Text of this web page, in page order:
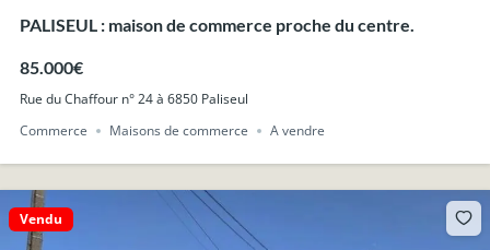
PALISEUL : maison de commerce proche du centre.
85.000€
Rue du Chaffour n° 24 à 6850 Paliseul
Commerce
Maisons de commerce A vendre
Vendu